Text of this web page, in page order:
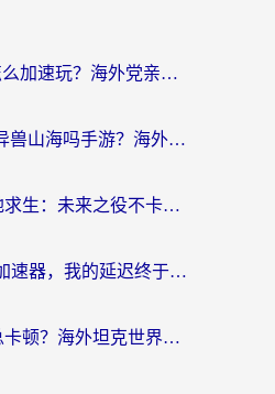
Sky光·遇在国外怎么加速玩？海外党亲测有效的国服游戏加速指南
在欧洲能玩天下-异兽山海吗手游？海外玩家的加速器生存指南
在欧洲怎么打绝地求生：未来之役不卡？留学生亲测的加速器避坑指南
人在美国玩BanG加速器，我的延迟终于绿了
海外玩坦克世界总卡顿？海外坦克世界加速器有哪些？实测好用的选择在这里